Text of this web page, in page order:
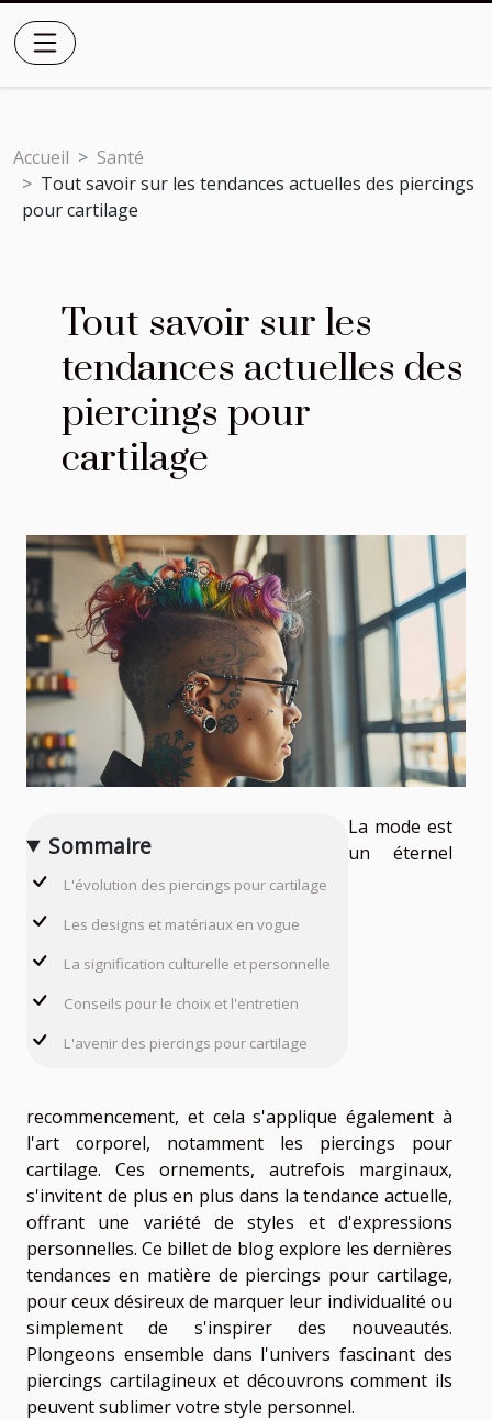
Accueil
Santé
Tout savoir sur les tendances actuelles des piercings
pour cartilage
Tout savoir sur les
tendances actuelles des
piercings pour
cartilage
Sommaire
L'évolution des piercings pour cartilage
Les designs et matériaux en vogue
La signification culturelle et personnelle
Conseils pour le choix et l'entretien
L'avenir des piercings pour cartilage
La mode est
un éternel
recommencement, et cela s'applique également à
l'art corporel, notamment les piercings pour
cartilage. Ces ornements, autrefois marginaux,
s'invitent de plus en plus dans la tendance actuelle,
offrant une variété de styles et d'expressions
personnelles. Ce billet de blog explore les dernières
tendances en matière de piercings pour cartilage,
pour ceux désireux de marquer leur individualité ou
simplement de s'inspirer des nouveautés.
Plongeons ensemble dans l'univers fascinant des
piercings cartilagineux et découvrons comment ils
peuvent sublimer votre style personnel.